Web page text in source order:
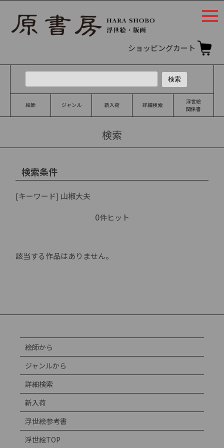
ショッピングカート
絵師 ジャンル 新入荷 詳細検索
浮世絵
関係書
検索
検索条件
[キーワード] 山椒大夫
0件ヒット
該当する作品はありません。
絵師から
ジャンルから
詳細検索
新入荷
浮世絵参考書
浮世絵TOP